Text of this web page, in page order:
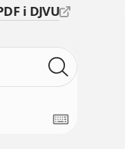
і DJVU